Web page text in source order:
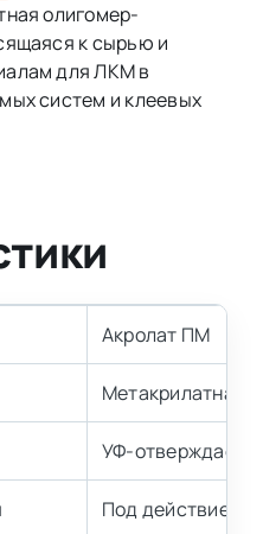
олигомер-
к сырью и
для ЛКМ в
систем и клеевых
Акролат ПМ
Метакрилатная
УФ-
Под действием